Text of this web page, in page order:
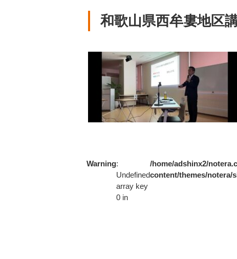
和歌山県西牟婁地区
Warning:
Undefined
array key
0 in
/home/adshinx2/
content/themes/notera/